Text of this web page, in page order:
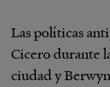
Las políticas
Cicero durante
ciudad y